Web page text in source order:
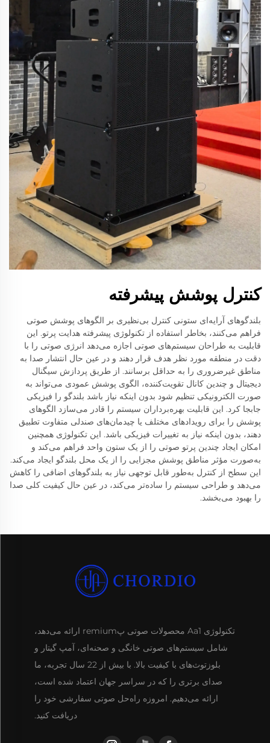
کنترل پوشش پیشرفته
بلندگوهای آرایه‌ای ستونی کنترل بی‌نظیری بر الگوهای پوشش صوتی
فراهم می‌کنند، بخاطر استفاده از تکنولوژی پیشرفته هدایت پرتو. این
قابلیت به طراحان سیستم‌های صوتی اجازه می‌دهد انرژی صوتی را با
دقت در منطقه مورد نظر هدف قرار دهند و در عین حال انتشار صدا به
مناطق غیرضروری را به حداقل برسانند. از طریق پردازش سیگنال
دیجیتال و چندین کانال تقویت‌کننده، الگوی پوشش عمودی می‌تواند به
صورت الکترونیکی تنظیم شود بدون اینکه نیاز باشد بلندگو را فیزیکی
جابجا کرد. این قابلیت بهره‌برداران سیستم را قادر می‌سازد الگوهای
پوشش را برای رویدادهای مختلف یا چیدمان‌های صندلی متفاوت تطبیق
دهند، بدون اینکه نیاز به تغییرات فیزیکی باشد. این تکنولوژی همچنین
امکان ایجاد چندین پرتو صوتی را از یک ستون واحد فراهم می‌کند و
به‌صورت مؤثر مناطق پوشش مجزایی را از یک محل بلندگو ایجاد می‌کند.
این سطح از کنترل به‌طور قابل توجهی نیاز به بلندگوهای اضافی را کاهش
می‌دهد و طراحی سیستم را ساده‌تر می‌کند، در عین حال کیفیت کلی صدا
را بهبود می‌بخشد.
تکنولوژی Aa1 محصولات صوتی پremium ارائه می‌دهد،
شامل سیستم‌های صوتی خانگی و صحنه‌ای، آمپ گیتار و
بلوزتوث‌های با کیفیت بالا. با بیش از 22 سال تجربه، ما
صدای برتری را که در سراسر جهان اعتماد شده است،
ارائه می‌دهیم. امروزه راه‌حل صوتی سفارشی خود را
دریافت کنید.